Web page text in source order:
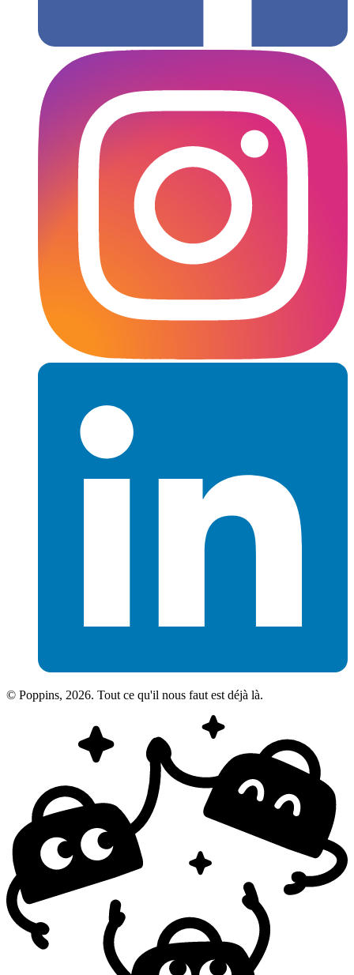
© Poppins, 2026. Tout ce qu'il nous faut est déjà là.